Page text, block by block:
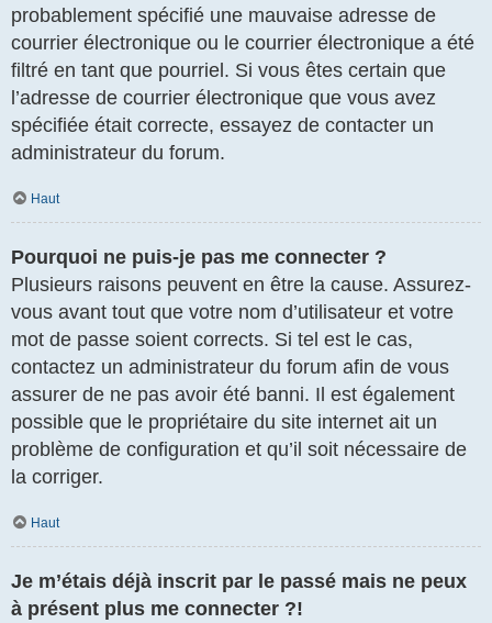
probablement spécifié une mauvaise adresse de
courrier électronique ou le courrier électronique a été
filtré en tant que pourriel. Si vous êtes certain que
l’adresse de courrier électronique que vous avez
spécifiée était correcte, essayez de contacter un
administrateur du forum.
Haut
Pourquoi ne puis-je pas me connecter ?
Plusieurs raisons peuvent en être la cause. Assurez-
vous avant tout que votre nom d’utilisateur et votre
mot de passe soient corrects. Si tel est le cas,
contactez un administrateur du forum afin de vous
assurer de ne pas avoir été banni. Il est également
possible que le propriétaire du site internet ait un
problème de configuration et qu’il soit nécessaire de
la corriger.
Haut
Je m’étais déjà inscrit par le passé mais ne peux
à présent plus me connecter ?!